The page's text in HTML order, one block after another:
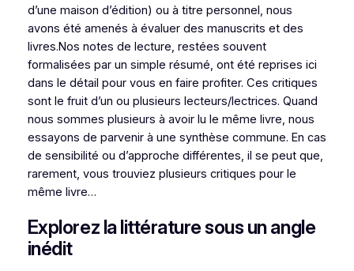
d’une maison d’édition) ou à titre personnel, nous
avons été amenés à évaluer des manuscrits et des
livres.Nos notes de lecture, restées souvent
formalisées par un simple résumé, ont été reprises ici
dans le détail pour vous en faire profiter. Ces critiques
sont le fruit d’un ou plusieurs lecteurs/lectrices. Quand
nous sommes plusieurs à avoir lu le même livre, nous
essayons de parvenir à une synthèse commune. En cas
de sensibilité ou d’approche différentes, il se peut que,
rarement, vous trouviez plusieurs critiques pour le
même livre…
Explorez la littérature sous un angle
inédit